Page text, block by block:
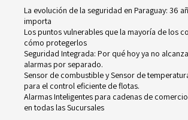
La evolución de la seguridad en Paraguay: 36
importa
Los puntos vulnerables que la mayoría de los
cómo protegerlos
Seguridad Integrada: Por qué hoy ya no
alarmas por separado.
Sensor de combustible y Sensor de
para el control eficiente de flotas.
Alarmas Inteligentes para cadenas de
en todas las Sucursales